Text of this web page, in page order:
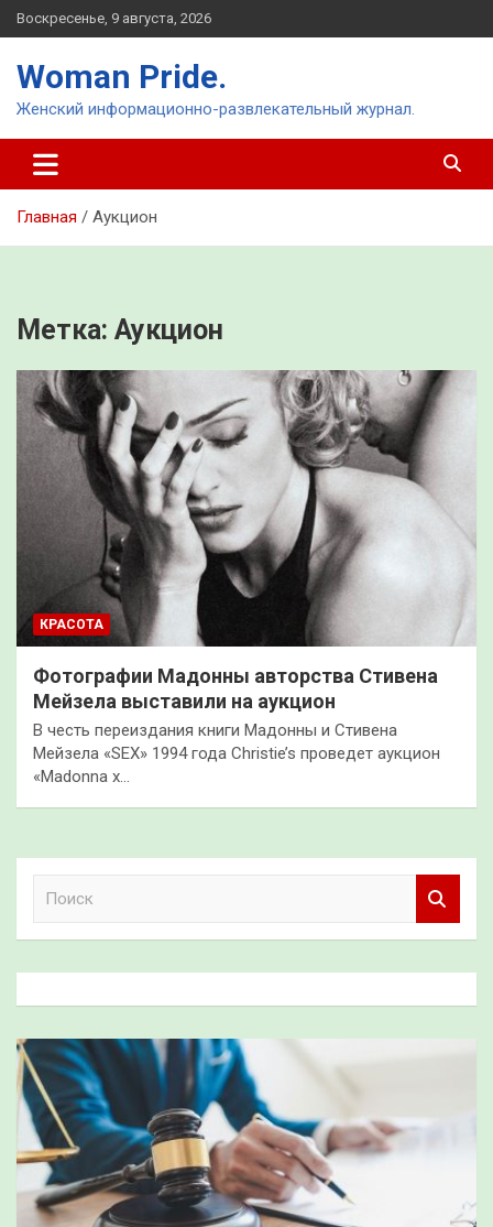
Перейти
к
Воскресенье, 9 августа, 2026
Woman Pride.
Женский информационно-развлекательный журнал.
Главная Аукцион
Метка: Аукцион
КРАСОТА
Фотографии Мадонны авторства Стивена
Мейзела выставили на аукцион
В честь переиздания книги Мадонны и Стивена
Мейзела «SEX» 1994 года Christie’s проведет аукцион
«Madonna x…
к